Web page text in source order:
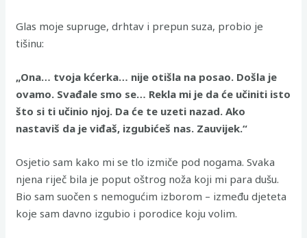
Glas moje supruge, drhtav i prepun suza, probio je
tišinu:
„Ona… tvoja kćerka… nije otišla na posao. Došla je
ovamo. Svađale smo se… Rekla mi je da će učiniti isto
što si ti učinio njoj. Da će te uzeti nazad. Ako
nastaviš da je viđaš, izgubićeš nas. Zauvijek.“
Osjetio sam kako mi se tlo izmiče pod nogama. Svaka
njena riječ bila je poput oštrog noža koji mi para dušu.
Bio sam suočen s nemogućim izborom – između djeteta
koje sam davno izgubio i porodice koju volim.